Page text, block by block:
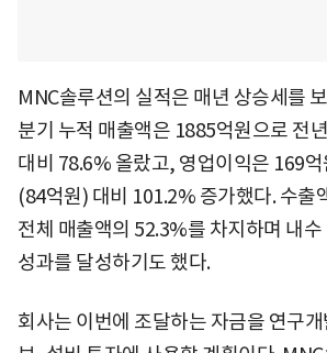
MNC솔루션의 실적은 매년 상승세를
분기 누적 매출액은 1885억원으로 전
대비 78.6% 올랐고, 영업이익은 169억
(84억원) 대비 101.2% 증가했다. 수출
전체 매출액의 52.3%를 차지하며 내
성과를 달성하기도 했다.
회사는 이번에 조달하는 자금을 연구